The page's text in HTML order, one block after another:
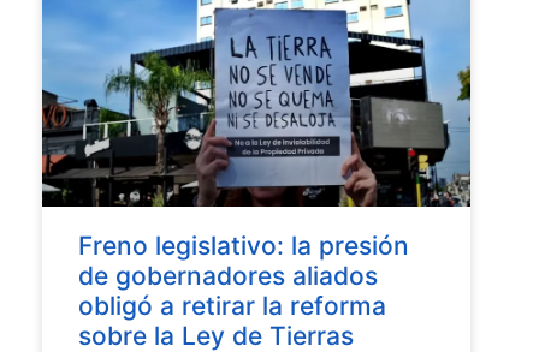
Freno legislativo: la presión
de gobernadores aliados
obligó a retirar la reforma
sobre la Ley de Tierras